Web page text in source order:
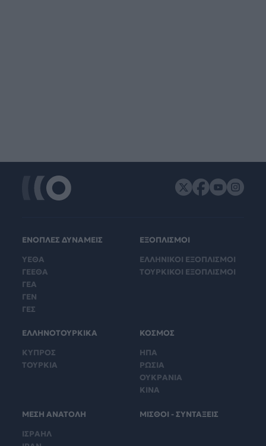
ΕΝΟΠΛΕΣ ΔΥΝΑΜΕΙΣ
ΥΕΘΑ
ΓΕΕΘΑ
ΓΕΑ
ΓΕΝ
ΓΕΣ
ΕΞΟΠΛΙΣΜΟΙ
ΕΛΛΗΝΙΚΟΙ ΕΞΟΠΛΙΣΜΟΙ
ΤΟΥΡΚΙΚΟΙ ΕΞΟΠΛΙΣΜΟΙ
ΕΛΛΗΝΟΤΟΥΡΚΙΚΑ
ΚΥΠΡΟΣ
ΤΟΥΡΚΙΑ
ΚΟΣΜΟΣ
ΗΠΑ
ΡΩΣΙΑ
ΟΥΚΡΑΝΙΑ
ΚΙΝΑ
ΜΕΣΗ ΑΝΑΤΟΛΗ
ΙΣΡΑΗΛ
ΜΙΣΘΟΙ - ΣΥΝΤΑΞΕΙΣ